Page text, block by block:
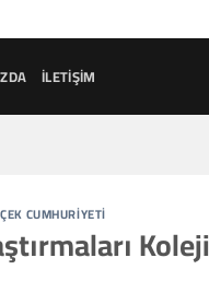
İLETIŞIM
ÇEK CUMHURIYETI
Koleji